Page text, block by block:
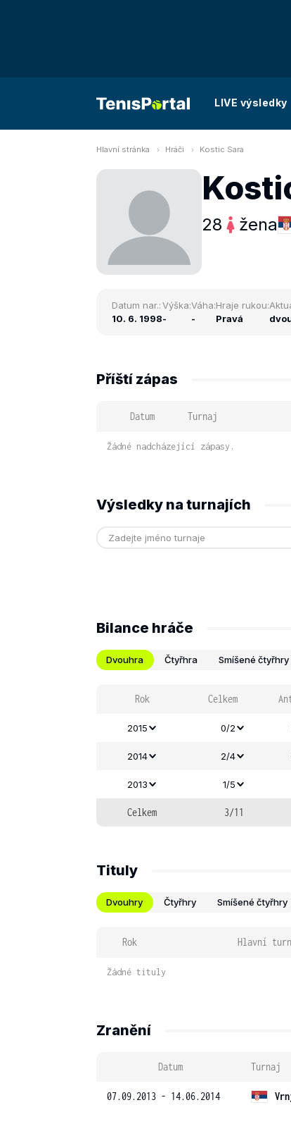
LIVE výsledky
Hlavní stránka Hráči Kostic Sara
28 žena
Datum nar.:
10. 6. 1998
Výška:
-
Váha:
-
Hraje rukou:
Pravá
Příští zápas
Datum Turnaj
Žádné nadcházející zápasy.
Výsledky na turnajích
Bilance hráče
Dvouhra Čtyřhra Smíšené čtyřhry
Rok Celkem
2015 0/2
2014 2/4
2013 1/5
Celkem 3/11
Tituly
Dvouhry Čtyřhry Smíšené čtyřhry
Rok Hlavní
Žádné tituly
Zranění
Datum Turnaj
07.09.2013 - 14.06.2014